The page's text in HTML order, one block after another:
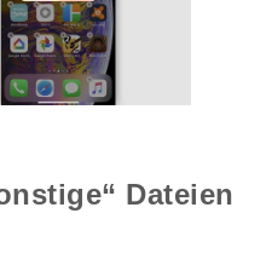
Dateien